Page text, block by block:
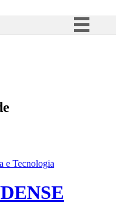
Acesso à informação
e Tecnologia